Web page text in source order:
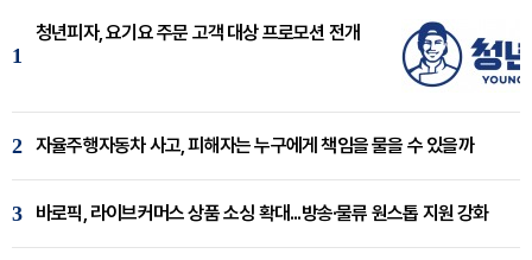
1
청년피자, 요기요 주문 고객 대상 프로모션 전개
2 자율주행자동차 사고, 피해자는 누구에게 책임을 물을 수 있을까
3 바로픽, 라이브커머스 상품 소싱 확대...방송·물류 원스톱 지원 강화